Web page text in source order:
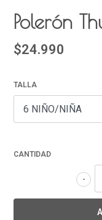
Polerón
$24.990
TALLA
CANTIDAD
-